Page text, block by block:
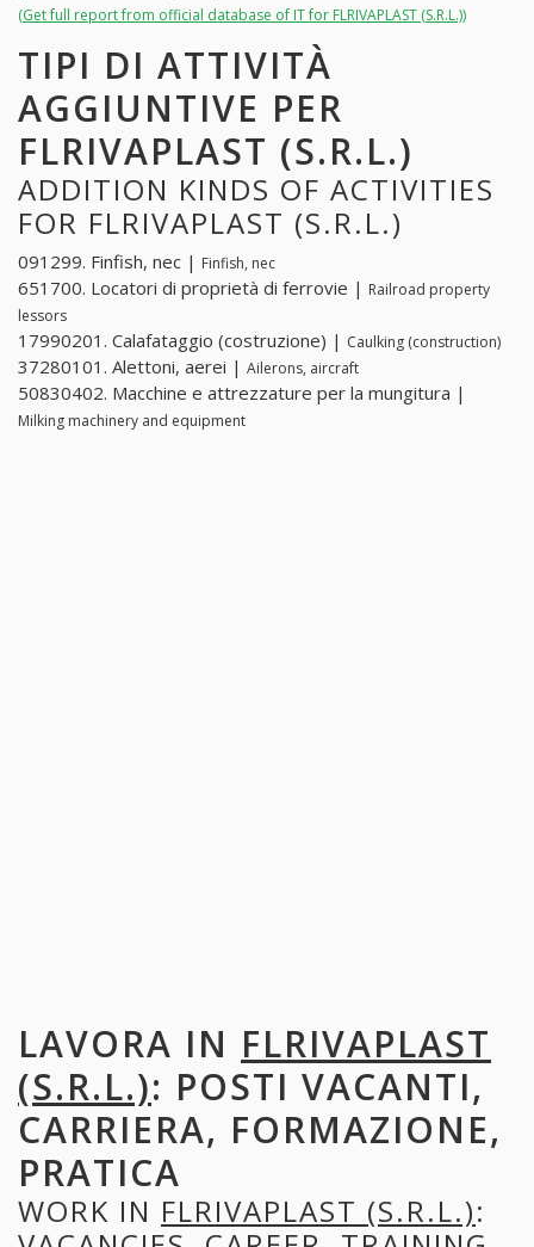
(Get full report from official database of IT for FLRIVAPLAST (S.R.L.))
TIPI DI ATTIVITÀ
AGGIUNTIVE PER
FLRIVAPLAST (S.R.L.)
ADDITION KINDS OF ACTIVITIES
FOR FLRIVAPLAST (S.R.L.)
091299. Finfish, nec | Finfish, nec
651700. Locatori di proprietà di ferrovie | Railroad property
lessors
17990201. Calafataggio (costruzione) | Caulking (construction)
37280101. Alettoni, aerei | Ailerons, aircraft
50830402. Macchine e attrezzature per la mungitura |
Milking machinery and equipment
LAVORA IN FLRIVAPLAST
(S.R.L.): POSTI VACANTI,
CARRIERA, FORMAZIONE,
PRATICA
WORK IN FLRIVAPLAST (S.R.L.):